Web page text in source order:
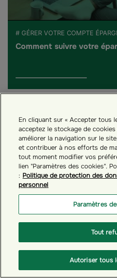
# GÉRER VOTRE COMPTE
Comment suivre votre
# GÉRER VOTRE COMPTE
Comment se connecter à
En cliquant sur « Accepter tous
acceptez le stockage de
améliorer la navigation sur le
et contribuer à nos efforts de
tout moment modifier vos
lien "Paramètres des cookies".
: Politique de protection des
personnel
Paramètres
Tout
Autoriser tous